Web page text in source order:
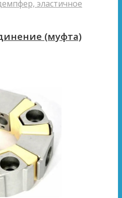
эластичное
(муфта)